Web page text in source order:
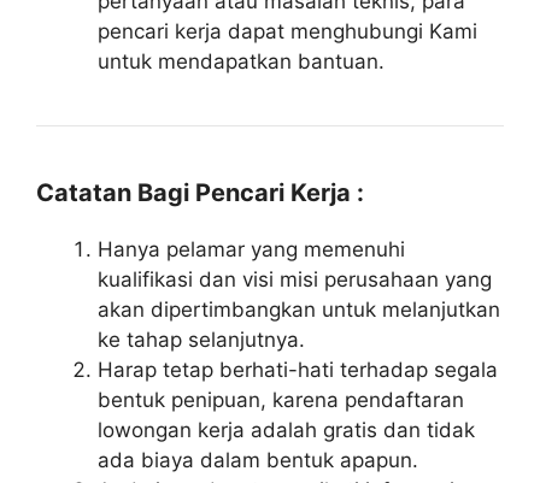
pencari kerja dapat menghubungi Kami
untuk mendapatkan bantuan.
Catatan Bagi Pencari Kerja :
Hanya pelamar yang memenuhi
kualifikasi dan visi misi perusahaan yang
akan dipertimbangkan untuk melanjutkan
ke tahap selanjutnya.
Harap tetap berhati-hati terhadap segala
bentuk penipuan, karena pendaftaran
lowongan kerja adalah gratis dan tidak
ada biaya dalam bentuk apapun.